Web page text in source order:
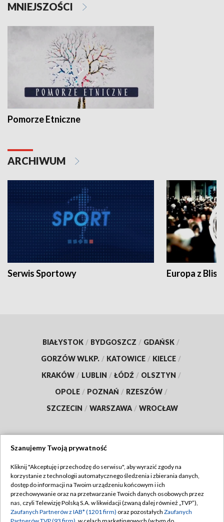
MNIEJSZOŚCI
Pomorze Etniczne
ARCHIWUM
Serwis Sportowy Europa z
BIAŁYSTOK / BYDGOSZCZ / GDAŃSK /
GORZÓW WLKP. / KATOWICE / KIELCE /
KRAKÓW / LUBLIN / ŁÓDŹ / OLSZTYN /
OPOLE / POZNAŃ / RZESZÓW /
SZCZECIN / WARSZAWA / WROCŁAW
TVP
Abonament TVP
Emisja w TVP
Regulamin TVP
Polityka prywatności
Szanujemy Twoją prywatność
Kliknij "Akceptuję i przechodzę do serwisu", aby wyrazić zgody na
korzystanie z technologii automatycznego śledzenia i zbierania danych,
dostęp do informacji na Twoim urządzeniu końcowym i ich
przechowywanie oraz na przetwarzanie Twoich danych osobowych przez
nas, czyli Telewizję Polską S.A. w likwidacji (zwaną dalej również „TVP”),
Zaufanych Partnerów z IAB* (1201 firm) oraz pozostałych Zaufanych